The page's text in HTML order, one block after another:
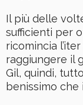
Il più delle
sufficienti per
ricomincia
raggiungere il
Gil, quindi,
benissimo che